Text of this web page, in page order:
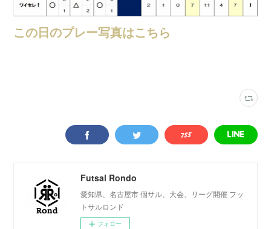
この日のプレー写真はこちら
Futsal Rondo
愛知県、名古屋市 個サル、大会、リーグ開催 フッ
トサルロンド
フォロー